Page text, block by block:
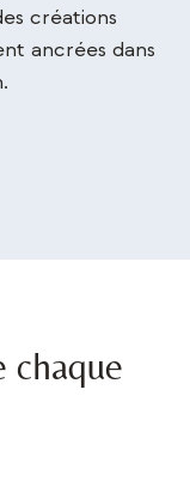
créations
ancrées dans
chaque